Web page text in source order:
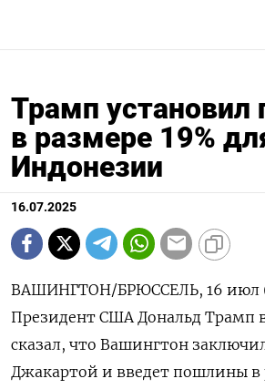
Трамп
в размере 19%
Индонезии
16.07.2025
ВАШИНГТОН/БРЮССЕЛЬ, 16 июл
Президент США Дональд Трамп
сказал, что Вашингтон
Джакартой и введет пошлины в